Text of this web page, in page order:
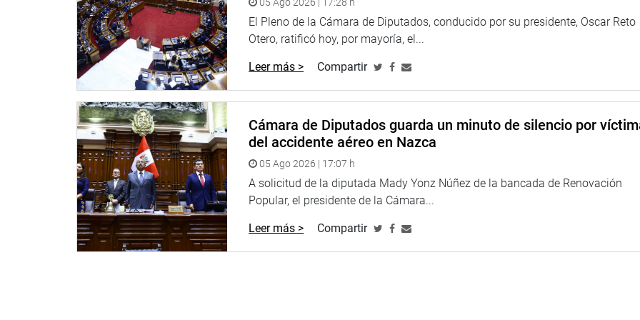
Youtube: www.youtube.com/congresoperu
Soundcloud: www.soundcloud.com/radiocongresoEl Pleno de la Cámara de Diputados, conducido por su presidente, Oscar Reto
Otero, ratificó hoy, por mayoría, el...
Leer más > Compartir
Cámara de Diputados guarda un minuto de silencio por
del accidente aéreo en Nazca
05 Ago 2026 | 17:07 h
A solicitud de la diputada Mady Yonz Núñez de la bancada de Renovación
Popular, el presidente de la Cámara...
Leer más > Compartir